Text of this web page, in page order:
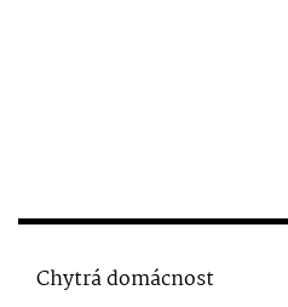
Chytrá domácnost